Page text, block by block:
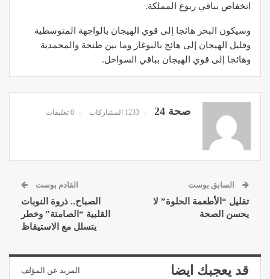
انخفاض بباقي ربوع المملكة.
وسيكون البحر هائجا إلى قوي الهيجان بالواجهة المتوسطية
وقليل الهيجان إلى هائج بالبوغاز وما بين طنجة والمحمدية
وهائجا إلى قوي الهيجان بباقي السواحل.
صحة 24 1233 المشاركات 0 تعليقات
السابق بوست
تقليل “الأطعمة الحلوة” لا
يحسن الصحة
القادم بوست
الصباح.. ذروة النوبات
القلبية “الصامتة” وخطر
يتسلل مع الاستيقاظ
قد يعجبك ايضا المزيد عن المؤلف